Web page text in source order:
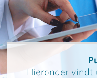
Hieronder vindt